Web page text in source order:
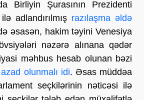
Birliyin Şurasının Prezidenti
adlandırılmış razılaşma əldə
əsasən, hakim təyini Venesiya
nəzərə alınana qədər
məhbus hesab olunan bəzi
olunmalı idi. Əsas müddəa
seçkilərinin nəticəsi ilə